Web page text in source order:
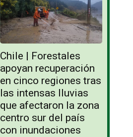
Chile | Forestales
apoyan recuperación
en cinco regiones tras
las intensas lluvias
que afectaron la zona
centro sur del país
con inundaciones